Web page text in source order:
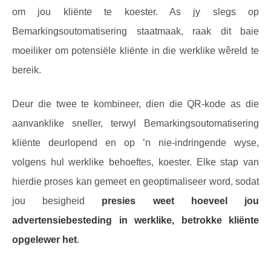
om jou kliënte te koester. As jy slegs op
Bemarkingsoutomatisering staatmaak, raak dit baie
moeiliker om potensiële kliënte in die werklike wêreld te
bereik.
Deur die twee te kombineer, dien die QR-kode as die
aanvanklike sneller, terwyl Bemarkingsoutomatisering
kliënte deurlopend en op ’n nie-indringende wyse,
volgens hul werklike behoeftes, koester. Elke stap van
hierdie proses kan gemeet en geoptimaliseer word, sodat
jou besigheid presies weet hoeveel jou
advertensiebesteding in werklike, betrokke kliënte
opgelewer het.